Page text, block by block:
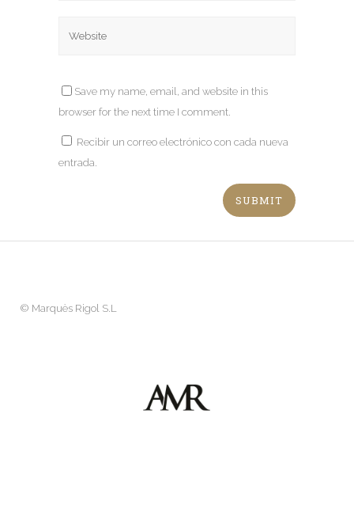
Save my name, email, and website in this
browser for the next time I comment.
Recibir un correo electrónico con cada nueva
entrada.
© Marquès Rigol S.L